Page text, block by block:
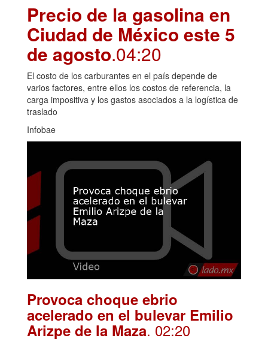
Precio de la gasolina en
Ciudad de México este 5
de agosto.04:20
El costo de los carburantes en el país depende de
varios factores, entre ellos los costos de referencia, la
carga impositiva y los gastos asociados a la logística de
traslado
Infobae
Provoca choque ebrio
acelerado en el bulevar Emilio
Arizpe de la Maza. 02:20